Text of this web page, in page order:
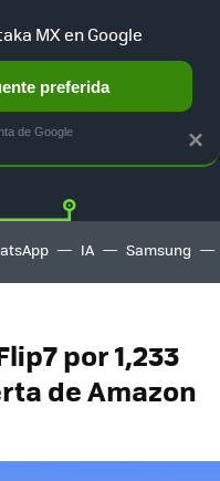
MERCADO LIBRE
IA Samsung
por 1,233
de Amazon
×
MX en Google
preferida
de Google